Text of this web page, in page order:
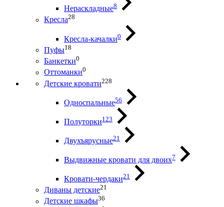
Нераскладные8
Кресла28
Кресла-качалки0
Пуфы18
Банкетки0
Оттоманки0
Детские кровати228
Односпальные56
Полуторки123
Двухъярусные21
Выдвижные кровати для двоих7
Кровати-чердаки21
Диваны детские21
Детские шкафы36